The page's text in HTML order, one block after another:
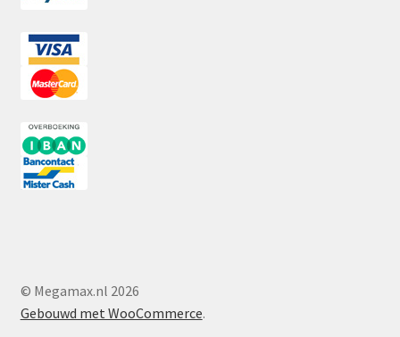
© Megamax.nl 2026
Gebouwd met WooCommerce.